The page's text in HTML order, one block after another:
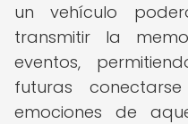
un vehículo
transmitir la
eventos,
futuras
emociones de